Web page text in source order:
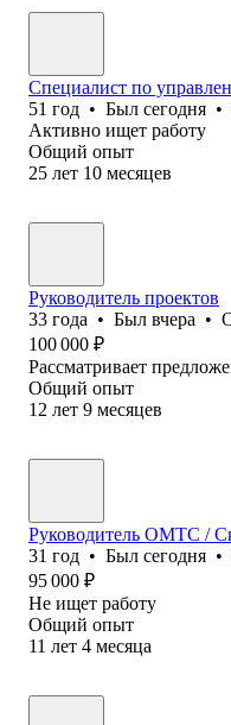
Специалист по
51 год • Был сегодня •
Активно ищет работу
Общий опыт
25 лет 10 месяцев
Руководитель проектов
33 года • Был вчера •
100 000 ₽
Рассматривает
Общий опыт
12 лет 9 месяцев
Руководитель ОМТС /
31 год • Был сегодня •
95 000 ₽
Не ищет работу
Общий опыт
11 лет 4 месяца